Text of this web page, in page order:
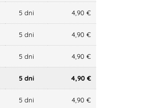
5 dni 4,90 €
5 dni 4,90 €
5 dni 4,90 €
5 dni 4,90 €
5 dni 4,90 €